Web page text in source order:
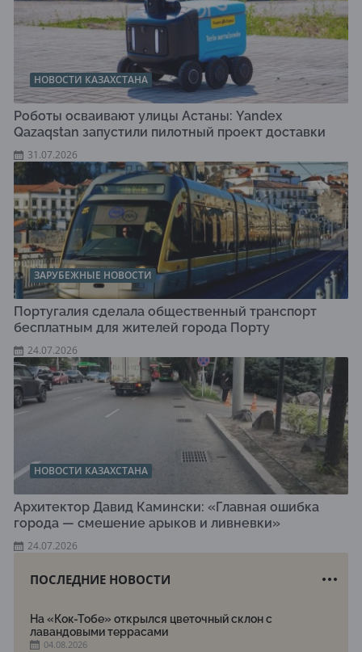
НОВОСТИ КАЗАХСТАНА
Роботы осваивают улицы Астаны: Yandex
Qazaqstan запустили пилотный проект доставки
31.07.2026
ЗАРУБЕЖНЫЕ НОВОСТИ
Португалия сделала общественный транспорт
бесплатным для жителей города Порту
24.07.2026
НОВОСТИ КАЗАХСТАНА
Архитектор Давид Камински: «Главная ошибка
города — смешение арыков и ливневки»
24.07.2026
ПОСЛЕДНИЕ НОВОСТИ
На «Кок-Тобе» открылся цветочный склон с
лавандовыми террасами
04.08.2026